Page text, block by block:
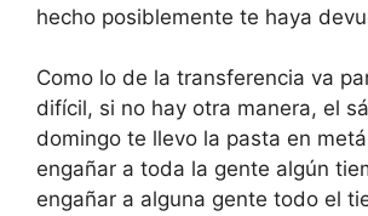
hecho posiblemente te haya
Como lo de la transferencia va
difícil, si no hay otra manera, el
domingo te llevo la pasta en
engañar a toda la gente algún
engañar a alguna gente todo el